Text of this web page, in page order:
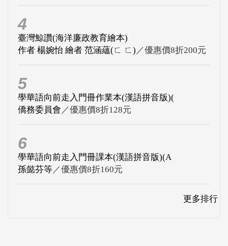
4
臺灣鯨讚(海洋廉政教育繪本)
作者 楊婉怡 繪者 范涵蘊(ㄈ ㄈ) ／優惠價8折200元
5
學華語向前走入門冊作業本(漢語拼音版)(
僑務委員會 ／優惠價8折128元
6
學華語向前走入門冊課本(漢語拼音版)(A
孫懿芬等／優惠價8折160元
更多排行